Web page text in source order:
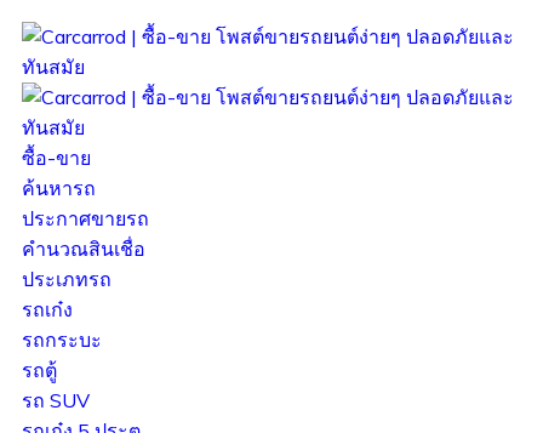
ซื้อ-ขาย
ค้นหารถ
ประกาศขายรถ
คำนวณสินเชื่อ
ประเภทรถ
รถเก๋ง
รถกระบะ
รถตู้
รถ SUV